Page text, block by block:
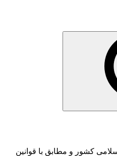
کشور و مطابق با قوانین